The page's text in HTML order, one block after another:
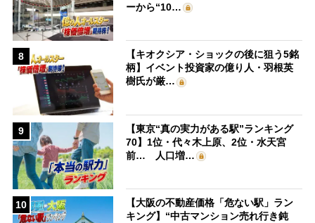
ーから“10…
8
【キオクシア・ショックの後に狙う5銘
柄】イベント投資家の億り人・羽根英
樹氏が厳…
9
【東京“真の実力がある駅”ランキング
70】1位・代々木上原、2位・水天宮
前… 人口増…
10
【大阪の不動産価格「危ない駅」ラン
キング】“中古マンション売れ行き鈍